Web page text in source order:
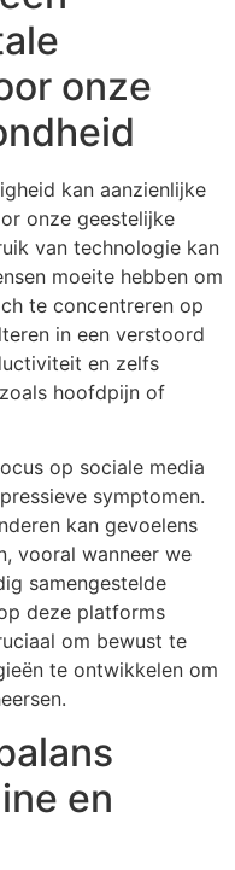
onze
kan aanzienlijke
onze geestelijke
van technologie kan
moeite hebben om
te concentreren op
in een verstoord
en zelfs
hoofdpijn of
op sociale media
symptomen.
kan gevoelens
vooral wanneer we
samengestelde
deze platforms
om bewust te
te ontwikkelen om
en